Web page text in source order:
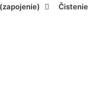
Čistenie